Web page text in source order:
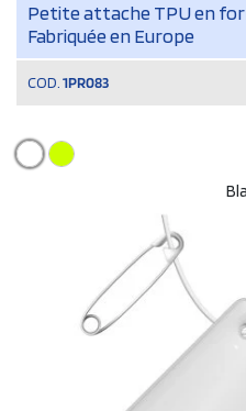
Petite attache TPU en
Fabriquée en Europe
COD. 1PR083